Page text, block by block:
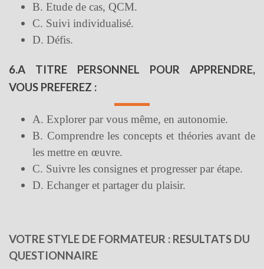
B. Etude de cas, QCM.
C. Suivi individualisé.
D. Défis.
6.A TITRE PERSONNEL POUR APPRENDRE,
VOUS PREFEREZ :
A. Explorer par vous même, en autonomie.
B. Comprendre les concepts et théories avant de
les mettre en œuvre.
C. Suivre les consignes et progresser par étape.
D. Echanger et partager du plaisir.
VOTRE STYLE DE FORMATEUR : RESULTATS DU
QUESTIONNAIRE